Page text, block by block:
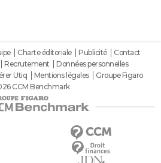
Charte éditoriale Publicité
Contact
Recrutement
Données personnelles
Utiq Mentions légales
Groupe Figaro
CCM Benchmark